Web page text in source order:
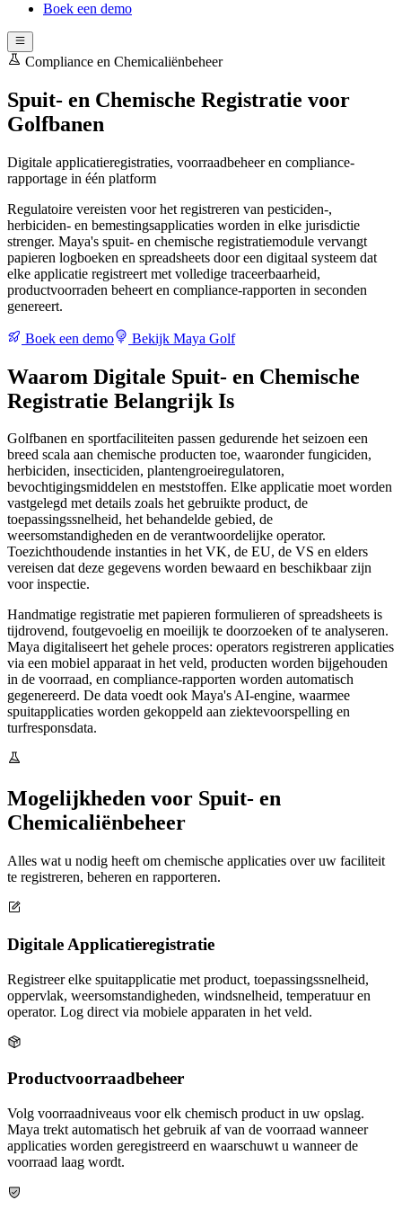
Boek een demo
Compliance en Chemicaliënbeheer
Spuit- en Chemische Registratie voor
Golfbanen
Digitale applicatieregistraties, voorraadbeheer en compliance-
rapportage in één platform
Regulatoire vereisten voor het registreren van pesticiden-,
herbiciden- en bemestingsapplicaties worden in elke jurisdictie
strenger. Maya's spuit- en chemische registratiemodule vervangt
papieren logboeken en spreadsheets door een digitaal systeem dat
elke applicatie registreert met volledige traceerbaarheid,
productvoorraden beheert en compliance-rapporten in seconden
genereert.
Boek een demo Bekijk Maya Golf
Waarom Digitale Spuit- en Chemische
Registratie Belangrijk Is
Golfbanen en sportfaciliteiten passen gedurende het seizoen een
breed scala aan chemische producten toe, waaronder fungiciden,
herbiciden, insecticiden, plantengroeiregulatoren,
bevochtigingsmiddelen en meststoffen. Elke applicatie moet worden
vastgelegd met details zoals het gebruikte product, de
toepassingssnelheid, het behandelde gebied, de
weersomstandigheden en de verantwoordelijke operator.
Toezichthoudende instanties in het VK, de EU, de VS en elders
vereisen dat deze gegevens worden bewaard en beschikbaar zijn
voor inspectie.
Handmatige registratie met papieren formulieren of spreadsheets is
tijdrovend, foutgevoelig en moeilijk te doorzoeken of te analyseren.
Maya digitaliseert het gehele proces: operators registreren applicaties
via een mobiel apparaat in het veld, producten worden bijgehouden
in de voorraad, en compliance-rapporten worden automatisch
gegenereerd. De data voedt ook Maya's AI-engine, waarmee
spuitapplicaties worden gekoppeld aan ziektevoorspelling en
turfresponsdata.
Mogelijkheden voor Spuit- en
Chemicaliënbeheer
Alles wat u nodig heeft om chemische applicaties over uw faciliteit
te registreren, beheren en rapporteren.
Digitale Applicatieregistratie
Registreer elke spuitapplicatie met product, toepassingssnelheid,
oppervlak, weersomstandigheden, windsnelheid, temperatuur en
operator. Log direct via mobiele apparaten in het veld.
Productvoorraadbeheer
Volg voorraadniveaus voor elk chemisch product in uw opslag.
Maya trekt automatisch het gebruik af van de voorraad wanneer
applicaties worden geregistreerd en waarschuwt u wanneer de
voorraad laag wordt.